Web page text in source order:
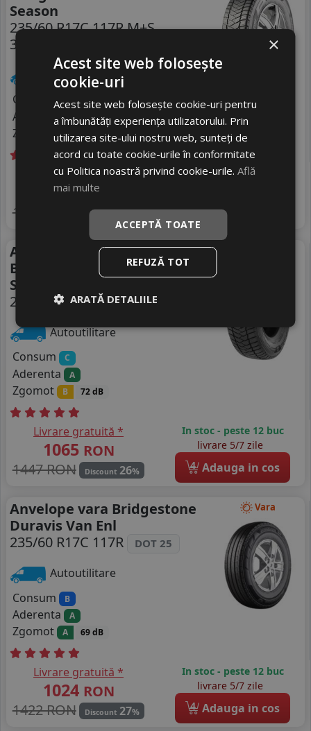
Season
235/60 R17C 117R M+S
3PMSF
Autoutilitare
Consum D
Aderenta A
Zgomot B 73 dB
Livrare gratuită *
818RON
1013 RON
Discount 19
Ultimele 3 bucati!
4 Adauga in cos
Anvelope all season
Bridgestone Duravis All
Season Evo
235/60 R17C 117R DOT 25
Autoutilitare
Consum
C
Aderenta A
Zgomot B 72 dB
Livrare gratuită *
1065 RON
1447 RON
Discount 26%
In stoc - peste 12 buc
livrare 5/7 zile
4 Adauga in cos
Vara
Anvelope vara Bridgestone
Duravis Van Enl
235/60 R17C 117R
DOT 25
Autoutilitare
Consum
B
Aderenta A
Zgomot A 69 dB
Livrare gratuită *
1024 RON
1422 RON
Discount 27%
In stoc - peste 12 buc
livrare 5/7 zile
4 Adauga in cos
×
Acest site web folosește
cookie-uri
Acest site web folosește cookie-uri pentru
a îmbunătăți experiența utilizatorului. Prin
utilizarea site-ului nostru web, sunteți de
acord cu toate cookie-urile în conformitate
cu Politica noastră privind cookie-urile.Află
mai multe
ACCEPTĂ TOATE
REFUZĂ TOT
ARATĂ DETALIILE